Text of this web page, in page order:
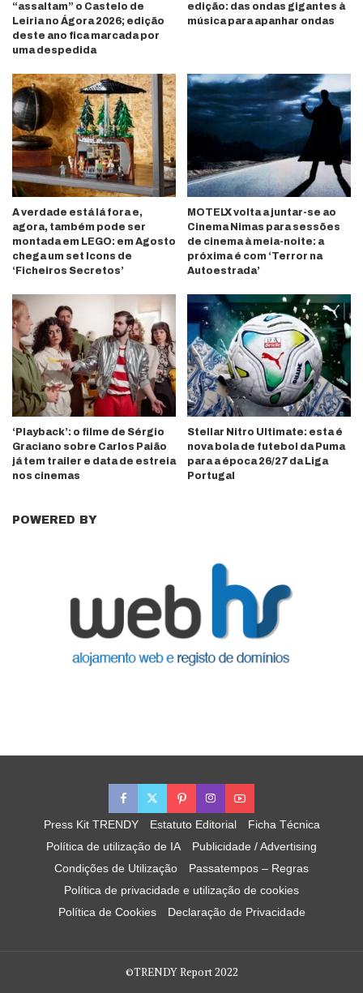
“assaltam” o Castelo de
Leiria no Ágora 2026; edição
deste ano fica marcada por
uma despedida
edição: das ondas gigantes à
música para apanhar ondas
A verdade está lá fora e,
agora, também pode ser
montada em LEGO: em Agosto
chega um set Icons de
‘Ficheiros Secretos’
MOTELX volta a juntar-se ao
Cinema Nimas para sessões
de cinema à meia-noite: a
próxima é com ‘Terror na
Autoestrada’
‘Playback’: o filme de Sérgio
Graciano sobre Carlos Paião
já tem trailer e data de estreia
nos cinemas
Stellar Nitro Ultimate: esta é
nova bola de futebol da Puma
para a época 26/27 da Liga
Portugal
POWERED BY
Press Kit TRENDY Estatuto Editorial
Ficha Técnica
Política de utilização de IA
Publicidade / Advertising
Condições de Utilização
Passatempos – Regras
Política de privacidade e utilização de cookies
Política de Cookies
Declaração de Privacidade
©TRENDY Report 2022